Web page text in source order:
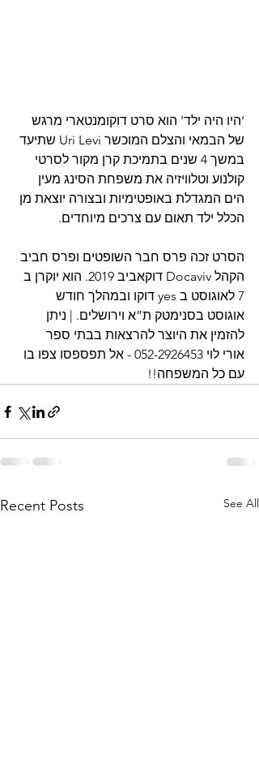
‘היו היה ילד’ הוא סרט דוקומנטארי מרגש
של הבמאי והצלם המוכשר Uri Levi שתיעד
במשך 4 שנים בתמיכת קרן מקור לסרטי
קולנוע וטלוויזיה את משפחת הסינג מעין
הים המגדלת באופטימיות ובצורה יוצאת מן
הכלל ילד תאום עם צרכים מיוחדים.
הסרט זכה פרס חבר השופטים ופרס חביב
הקהל Docaviv דוקאביב 2019. הוא יוקרן ב
7 לאוגוסט ב yes דוקו ובמהלך חודש
אוגוסט בסנימטק ת”א וירושלים. | ניתן
להזמין את היוצר להרצאות בבתי ספר
אורי לוי 052-2926453 - אל תפספסו צפו בו
עם כל המשפחה!!
Recent Posts See All